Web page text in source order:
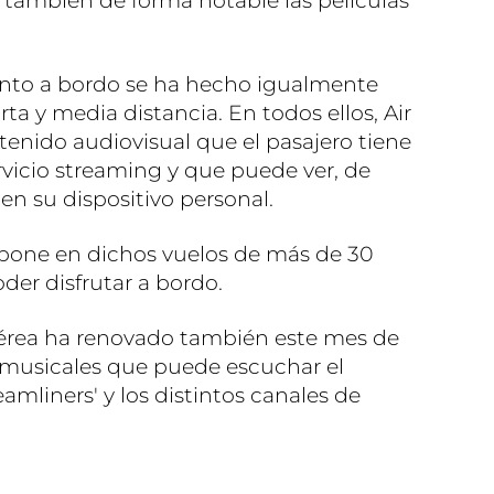
a bordo se ha hecho igualmente
y media distancia. En todos ellos, Air
audiovisual que el pasajero tiene
streaming y que puede ver, de
su dispositivo personal.
en dichos vuelos de más de 30
disfrutar a bordo.
ha renovado también este mes de
que puede escuchar el
y los distintos canales de